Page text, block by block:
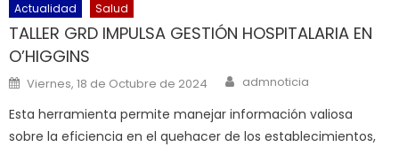
Actualidad Salud
TALLER GRD IMPULSA GESTIÓN HOSPITALARIA EN
O’HIGGINS
Posted on
Viernes, 18 de Octubre de 2024 Author
admnoticia
Esta herramienta permite manejar información valiosa
sobre la eficiencia en el quehacer de los establecimientos,